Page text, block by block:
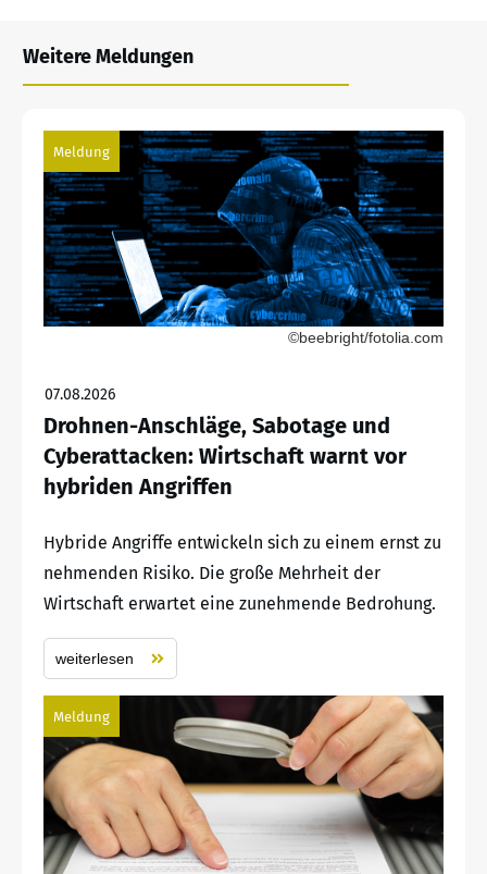
Weitere Meldungen
Meldung
©beebright/fotolia.com
07.08.2026
Drohnen-Anschläge, Sabotage und
Cyberattacken: Wirtschaft warnt vor
hybriden Angriffen
Hybride Angriffe entwickeln sich zu einem ernst zu
nehmenden Risiko. Die große Mehrheit der
Wirtschaft erwartet eine zunehmende Bedrohung.
weiterlesen
Meldung